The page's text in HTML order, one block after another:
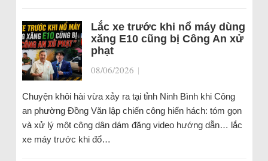
Lắc xe trước khi nổ máy dùng
xăng E10 cũng bị Công An xử
phạt
08/06/2026 |
Chuyện khôi hài vừa xảy ra tại tỉnh Ninh Bình khi Công
an phường Đồng Văn lập chiến công hiển hách: tóm gọn
và xử lý một công dân dám đăng video hướng dẫn… lắc
xe máy trước khi đổ…